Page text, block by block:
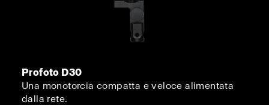
Profoto D30
Una monotorcia compatta e veloce alimentata
dalla rete.